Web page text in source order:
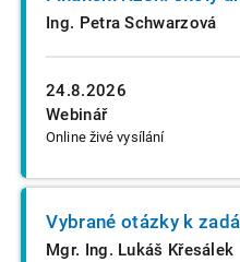
24.8.2026
Webinář
Online živé vysílání
Ing. Petra Schwarzová
Vybrané otázky k
Mgr. Ing. Lukáš Křesálek